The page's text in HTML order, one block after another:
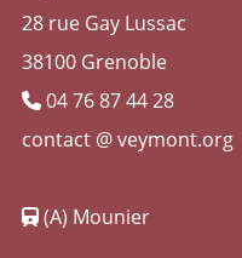
28 rue Gay Lussac
38100 Grenoble
04 76 87 44 28
contact @ veymont.org
(A) Mounier